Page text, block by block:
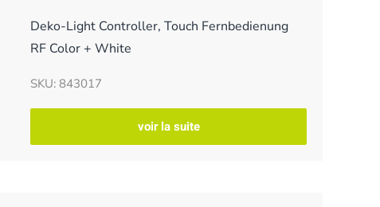
Deko-Light Controller, Touch Fernbedienung
RF Color + White
SKU: 843017
voir la suite